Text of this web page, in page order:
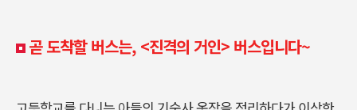
곧 도착할 버스는, <진격의 거인> 버스입니다~